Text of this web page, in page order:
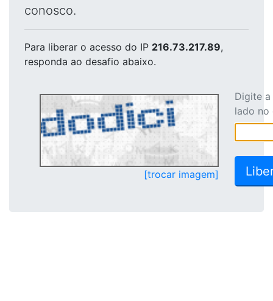
conosco.
Para liberar o acesso do IP 216.73.217.89,
responda ao desafio abaixo.
[trocar imagem]
Digite
lado no